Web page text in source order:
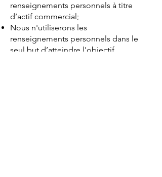
renseignements personnels à titre
d’actif commercial;
Nous n'utiliserons les
renseignements personnels dans le
seul but d’atteindre l'objectif